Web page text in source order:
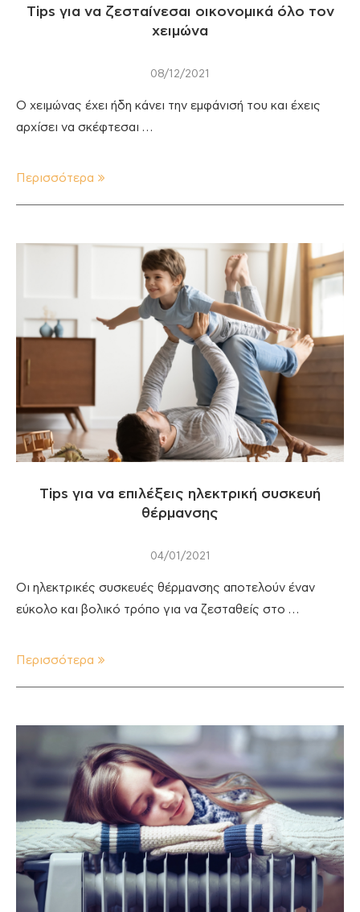
Tips για να ζεσταίνεσαι οικονομικά όλο τον
χειμώνα
08/12/2021
Ο χειμώνας έχει ήδη κάνει την εμφάνισή του και έχεις
αρχίσει να σκέφτεσαι …
Περισσότερα
Tips για να επιλέξεις ηλεκτρική συσκευή
θέρμανσης
04/01/2021
Οι ηλεκτρικές συσκευές θέρμανσης αποτελούν έναν
εύκολο και βολικό τρόπο για να ζεσταθείς στο …
Περισσότερα